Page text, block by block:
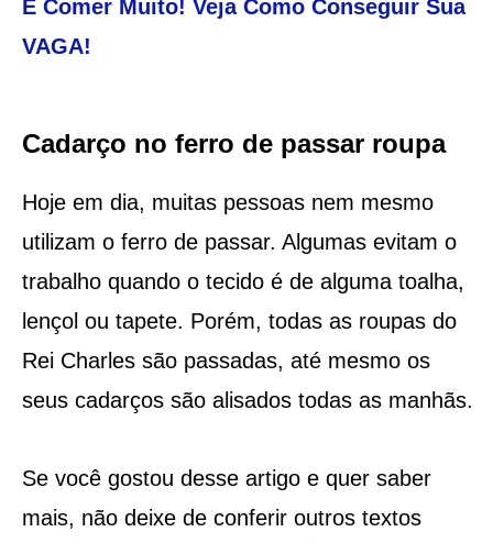
E Comer Muito! Veja Como Conseguir Sua
VAGA!
Cadarço no ferro de passar roupa
Hoje em dia, muitas pessoas nem mesmo
utilizam o ferro de passar. Algumas evitam o
trabalho quando o tecido é de alguma toalha,
lençol ou tapete. Porém, todas as roupas do
Rei Charles são passadas, até mesmo os
seus cadarços são alisados todas as manhãs.
Se você gostou desse artigo e quer saber
mais, não deixe de conferir outros textos